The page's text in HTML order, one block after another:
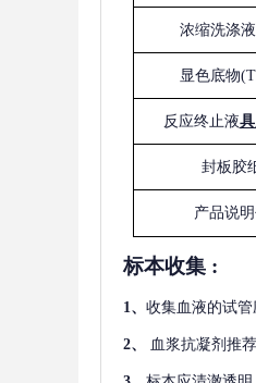
浓缩洗涤液
显色底物(
反应终止液
封板胶
产品说
标本收集 :
1、 收集血液的试管
2、 血浆抗凝剂推